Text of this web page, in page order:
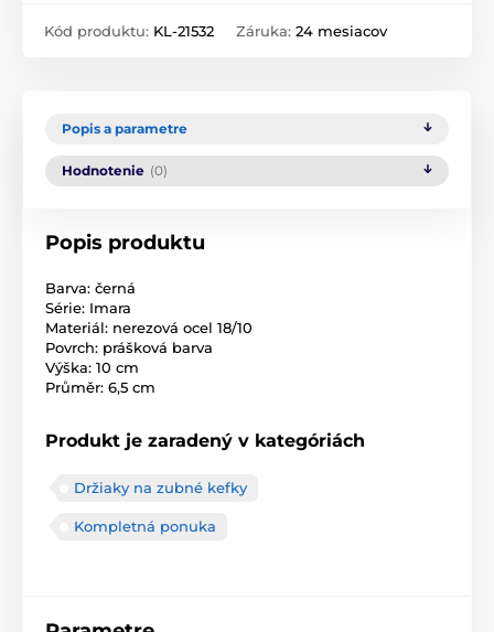
Kód produktu: KL-21532 Záruka: 24 mesiacov
Popis a parametre
Hodnotenie (0)
Popis produktu
Barva: černá
Série: Imara
Materiál: nerezová ocel 18/10
Povrch: prášková barva
Výška: 10 cm
Průměr: 6,5 cm
Produkt je zaradený v kategóriách
Držiaky na zubné kefky
Kompletná ponuka